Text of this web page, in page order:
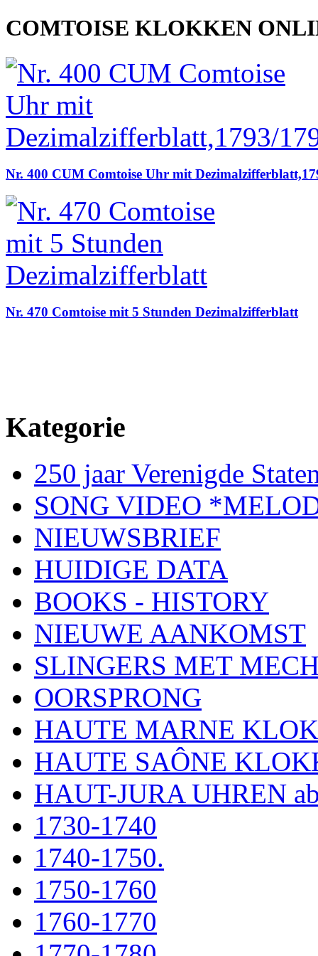
COMTOISE KLOKKEN
Nr. 400 CUM Comtoise Uhr mit
Nr. 470 Comtoise mit 5 Stunden Dezimalzifferblatt
Kategorie
250 jaar Verenigde
SONG VIDEO
NIEUWSBRIEF
HUIDIGE DATA
BOOKS - HISTORY
NIEUWE AANKOMST
SLINGERS MET
OORSPRONG
HAUTE MARNE
HAUTE SAÔNE
HAUT-JURA UHREN
1730-1740
1740-1750.
1750-1760
1760-1770